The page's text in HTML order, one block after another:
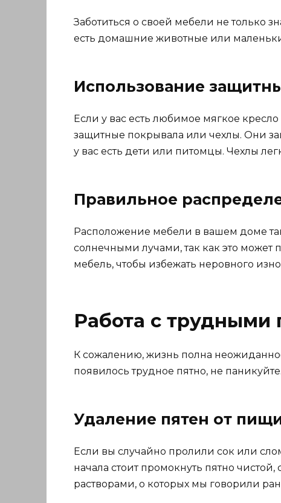
Заботиться о своей мебели не только
есть домашние животные или
Использование
Если у вас есть любимое мягкое
защитные покрывала или чехлы. Они
у вас есть дети или питомцы. Чехлы
Правильное
Расположение мебели в вашем доме
солнечными лучами, так как это
мебель, чтобы избежать неровного
Работа с трудными
К сожалению, жизнь полна
появилось трудное пятно, не
Удаление пятен от
Если вы случайно пролили сок или
начала стоит промокнуть пятно
растворами, о которых мы говорили